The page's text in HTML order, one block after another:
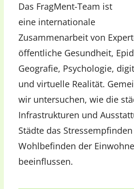
Das FragMent-Team ist
eine internationale
Zusammenarbeit von
öffentliche Gesundheit,
Geografie, Psychologie,
und virtuelle Realität.
wir untersuchen, wie die
Infrastrukturen und
Städte das
Wohlbefinden der
beeinflussen.